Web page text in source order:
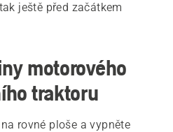
ještě před začátkem
motorového
traktoru
rovné ploše a vypněte